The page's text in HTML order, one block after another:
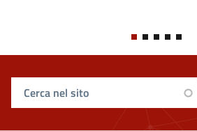
Ricerca sul sito